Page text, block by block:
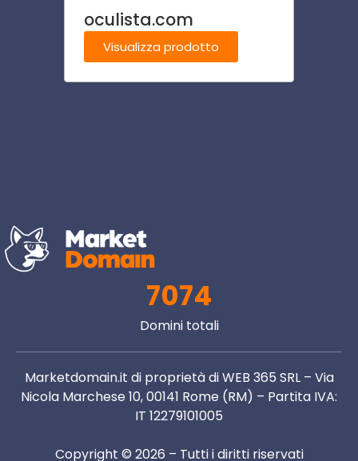
oculista.com
Visualizza prodotto
7074
Domini totali
Marketdomain.it di proprietà di WEB 365 SRL – Via
Nicola Marchese 10, 00141 Rome (RM) – Partita IVA:
IT 12279101005
Copyright © 2026 – Tutti i diritti riservati